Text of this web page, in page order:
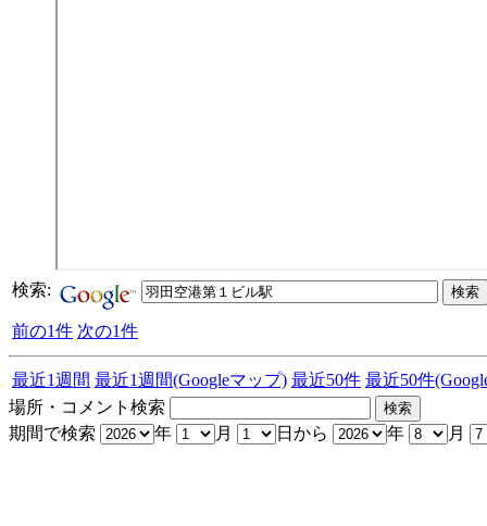
検索:
前の1件 次の1件
最近1週間 最近1週間(Googleマップ) 最近50件 最近50件
場所・コメント検索
期間で検索
年 月 日から 年 月